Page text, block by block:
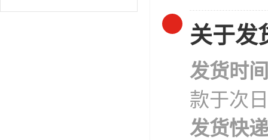
关于发
发货时间
款于次
发货快递